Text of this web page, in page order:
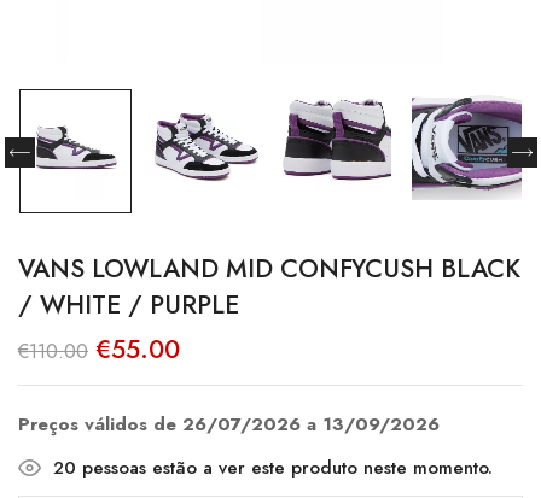
VANS LOWLAND MID CONFYCUSH BLACK
/ WHITE / PURPLE
€110.00 O
preço
original
€110.00.
€55.00O
atual
€55.00.
Preços válidos de 26/07/2026 a 13/09/2026
20 pessoas estão a ver este produto neste momento.